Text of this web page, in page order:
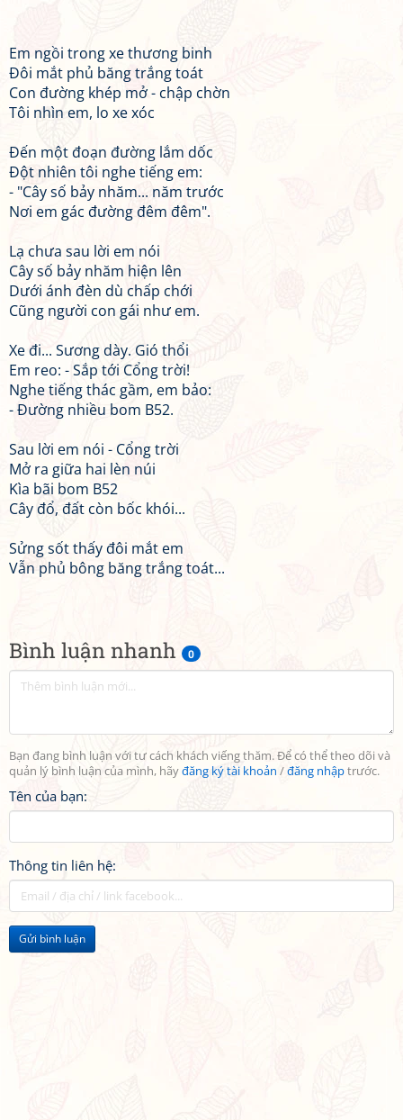
Bình luận nhanh 0
Bạn đang bình luận với tư cách khách viếng thăm. Để có thể theo dõi và
quản lý bình luận của mình, hãyđăng ký tài khoản /đăng nhậptrước.
Tên của bạn:
Thông tin liên hệ:
Gửi bình luận
Em ngồi trong xe thương binh
Đôi mắt phủ băng trắng toát
Con đường khép mở - chập chờn
Tôi nhìn em, lo xe xóc
Đến một đoạn đường lắm dốc
Đột nhiên tôi nghe tiếng em:
- "Cây số bảy nhăm... năm trước
Nơi em gác đường đêm đêm".
Lạ chưa sau lời em nói
Cây số bảy nhăm hiện lên
Dưới ánh đèn dù chấp chới
Cũng người con gái như em.
Xe đi... Sương dày. Gió thổi
Em reo: - Sắp tới Cổng trời!
Nghe tiếng thác gầm, em bảo:
- Đường nhiều bom B52.
Sau lời em nói - Cổng trời
Mở ra giữa hai lèn núi
Kìa bãi bom B52
Cây đổ, đất còn bốc khói...
Sửng sốt thấy đôi mắt em
Vẫn phủ bông băng trắng toát...